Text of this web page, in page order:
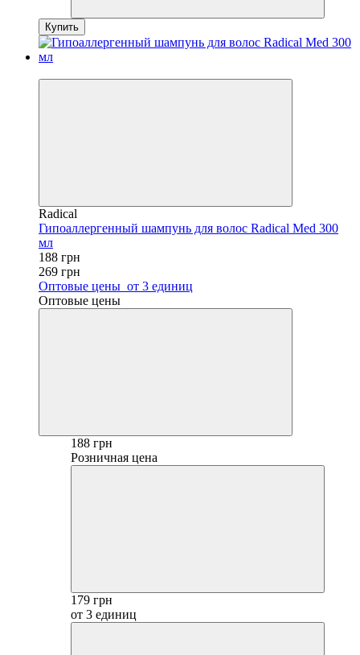
Купить
Radical
Гипоаллергенный шампунь для волос Radical Med 300
мл
188 грн
269 грн
Оптовые цены от 3 единиц
Оптовые цены
188 грн
Розничная цена
179 грн
от 3 единиц